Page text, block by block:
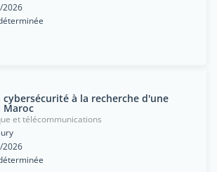
2026
à la recherche d'une
et télécommunications
2026